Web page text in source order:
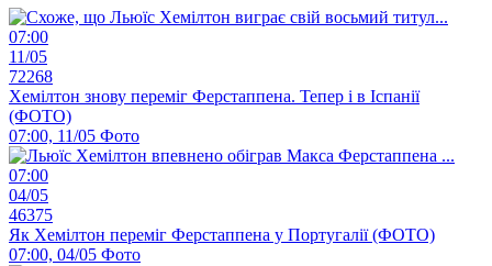
07:00
11/05
72268
Хемілтон знову переміг Ферстаппена. Тепер і в Іспанії
(ФОТО)
07:00, 11/05 Фото
07:00
04/05
46375
Як Хемілтон переміг Ферстаппена у Португалії (ФОТО)
07:00, 04/05 Фото